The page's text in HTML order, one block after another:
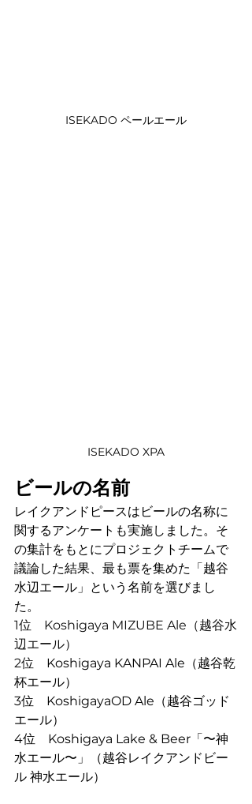
ISEKADO ペールエール
ISEKADO XPA
ビールの名前
レイクアンドピースはビールの名称に
関するアンケートも実施しました。そ
の集計をもとにプロジェクトチームで
議論した結果、最も票を集めた「越谷
水辺エール」という名前を選びまし
た。
1位　Koshigaya MIZUBE Ale（越谷水
辺エール）
2位 Koshigaya KANPAI Ale（越谷乾
杯エール）
3位　KoshigayaOD Ale（越谷ゴッド
エール）
4位　Koshigaya Lake & Beer「〜神
水エール〜」（越谷レイクアンドビー
ル 神水エール）